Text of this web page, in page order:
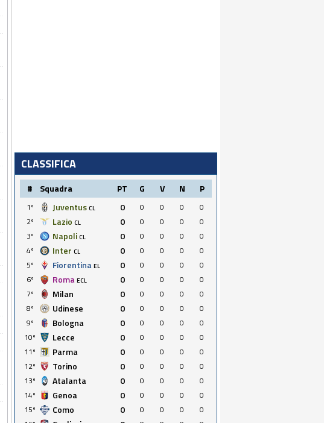
CLASSIFICA
# Squadra PT G V N P
1º Juventus CL 0 0 0 0
0
2º
Lazio CL 0 0 0 0
0
3º
Napoli CL 0 0 0 0
0
4º
Inter CL 0 0 0 0
0
5º
Fiorentina EL 0 0 0 0
0
6º
Roma ECL 0 0 0 0
0
7º
Milan 0 0 0 0
0
8º
Udinese 0 0 0 0
0
9º
Bologna 0 0 0 0
0
10º
Lecce 0 0 0 0
0
11º
Parma 0 0 0 0
0
12º
Torino 0 0 0 0
0
13º
Atalanta 0 0 0 0
0
14º
Genoa 0 0 0 0
0
15º
Como 0 0 0 0
0